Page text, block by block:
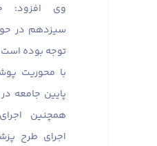
وی افزود:
سیزدهم در
توجه بوده
با محوریت
پایین جامعه
همچنین
اجرای طرح